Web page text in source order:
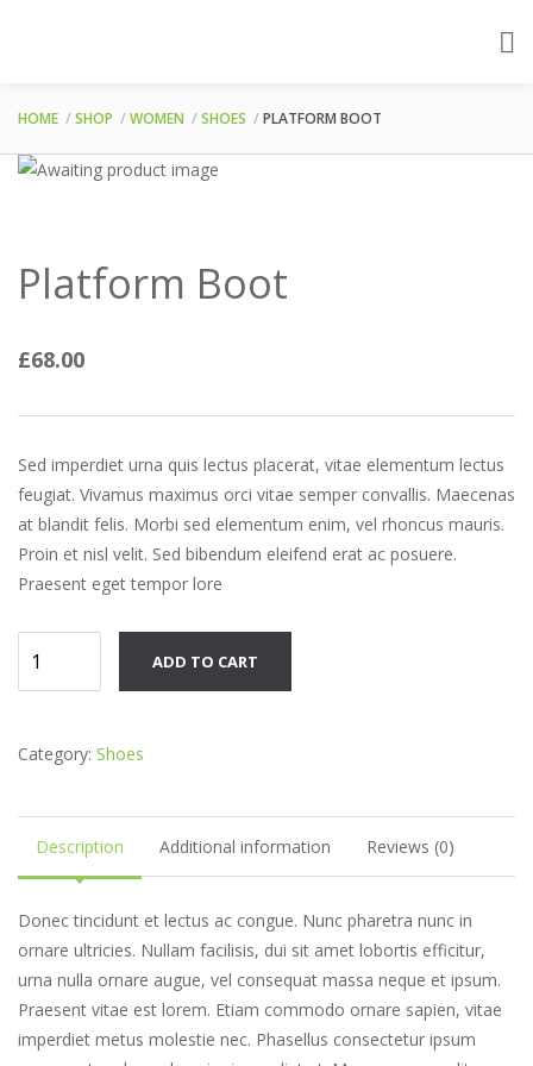
HOME SHOP WOMEN SHOES PLATFORM BOOT
Platform Boot
£68.00
Sed imperdiet urna quis lectus placerat, vitae elementum lectus
feugiat. Vivamus maximus orci vitae semper convallis. Maecenas
at blandit felis. Morbi sed elementum enim, vel rhoncus mauris.
Proin et nisl velit. Sed bibendum eleifend erat ac posuere.
Praesent eget tempor lore
Boot
ADD TO CART
Category: Shoes
Description Additional information Reviews (0)
Donec tincidunt et lectus ac congue. Nunc pharetra nunc in
ornare ultricies. Nullam facilisis, dui sit amet lobortis efficitur,
urna nulla ornare augue, vel consequat massa neque et ipsum.
Praesent vitae est lorem. Etiam commodo ornare sapien, vitae
imperdiet metus molestie nec. Phasellus consectetur ipsum